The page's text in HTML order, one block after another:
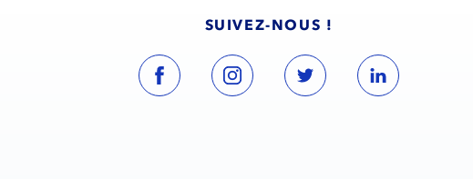
SUIVEZ-NOUS !